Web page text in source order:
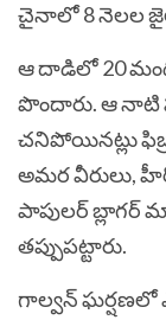
చైనాలో 8 నెలల
ఆ దాడిలో 20
పొందారు. ఆ నాటి
చ‌నిపోయిన‌ట్లు
అమ‌ర వీరులు,
పాపుల‌ర్ బ్లాగ‌ర్
త‌ప్పుప‌ట్టారు.
గాల్వ‌న్ ఘ‌ర్ష‌ణ‌లో